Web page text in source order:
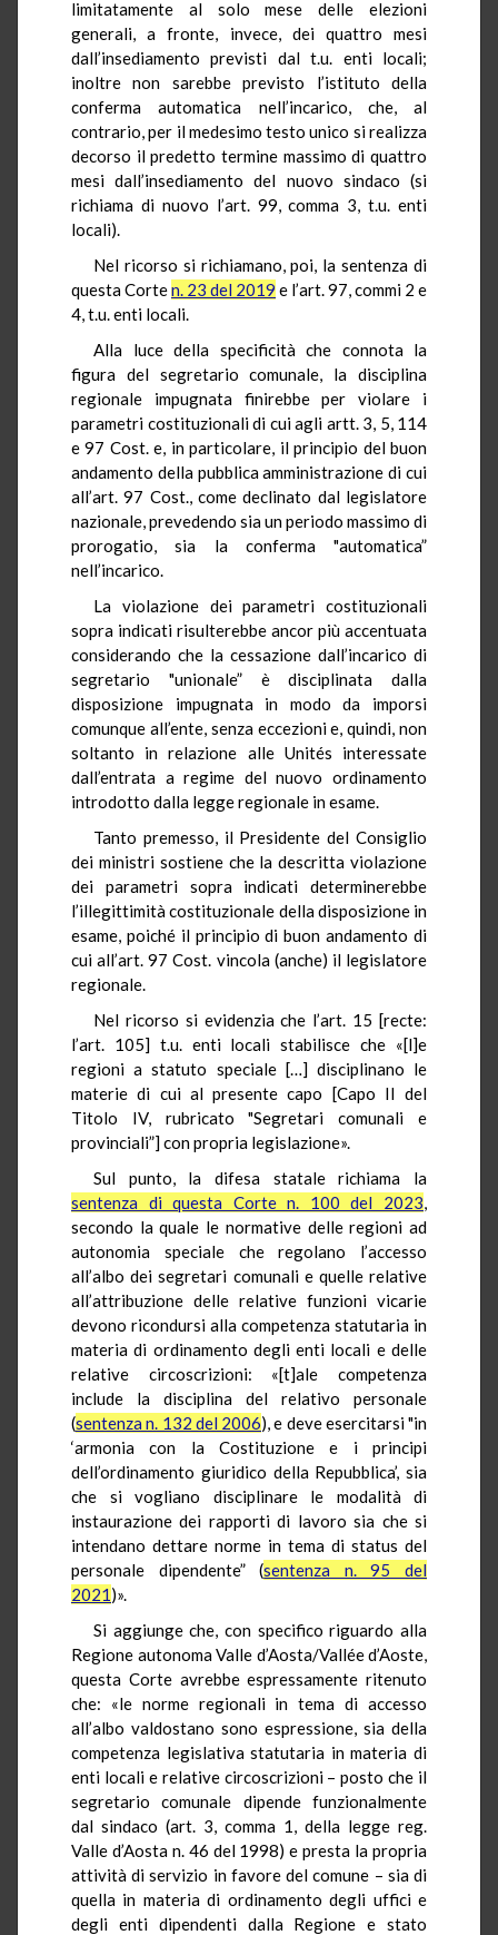
limitatamente al solo mese delle elezioni
generali, a fronte, invece, dei quattro mesi
dall’insediamento previsti dal t.u. enti locali;
inoltre non sarebbe previsto l’istituto della
conferma automatica nell’incarico, che, al
contrario, per il medesimo testo unico si realizza
decorso il predetto termine massimo di quattro
mesi dall’insediamento del nuovo sindaco (si
richiama di nuovo l’art. 99, comma 3, t.u. enti
locali).
Nel ricorso si richiamano, poi, la sentenza di
questa Corten. 23 del 2019 e l’art. 97, commi 2 e
4, t.u. enti locali.
Alla luce della specificità che connota la
figura del segretario comunale, la disciplina
regionale impugnata finirebbe per violare i
parametri costituzionali di cui agli artt. 3, 5, 114
e 97 Cost. e, in particolare, il principio del buon
andamento della pubblica amministrazione di cui
all’art. 97 Cost., come declinato dal legislatore
nazionale, prevedendo sia un periodo massimo di
prorogatio, sia la conferma "automatica”
nell’incarico.
La violazione dei parametri costituzionali
sopra indicati risulterebbe ancor più accentuata
considerando che la cessazione dall’incarico di
segretario "unionale” è disciplinata dalla
disposizione impugnata in modo da imporsi
comunque all’ente, senza eccezioni e, quindi, non
soltanto in relazione alle Unités interessate
dall’entrata a regime del nuovo ordinamento
introdotto dalla legge regionale in esame.
Tanto premesso, il Presidente del Consiglio
dei ministri sostiene che la descritta violazione
dei parametri sopra indicati determinerebbe
l’illegittimità costituzionale della disposizione in
esame, poiché il principio di buon andamento di
cui all’art. 97 Cost. vincola (anche) il legislatore
regionale.
Nel ricorso si evidenzia che l’art. 15 [recte:
l’art. 105] t.u. enti locali stabilisce che «[l]e
regioni a statuto speciale […] disciplinano le
materie di cui al presente capo [Capo II del
Titolo IV, rubricato "Segretari comunali e
provinciali”] con propria legislazione».
Sul punto, la difesa statale richiama la
sentenza di questa Corte n. 100 del 2023,
secondo la quale le normative delle regioni ad
autonomia speciale che regolano l’accesso
all’albo dei segretari comunali e quelle relative
all’attribuzione delle relative funzioni vicarie
devono ricondursi alla competenza statutaria in
materia di ordinamento degli enti locali e delle
relative circoscrizioni: «[t]ale competenza
include la disciplina del relativo personale
(sentenza n. 132 del 2006), e deve esercitarsi "in
‘armonia con la Costituzione e i principi
dell’ordinamento giuridico della Repubblica’, sia
che si vogliano disciplinare le modalità di
instaurazione dei rapporti di lavoro sia che si
intendano dettare norme in tema di status del
personale dipendente” (sentenza n. 95 del
2021)».
Si aggiunge che, con specifico riguardo alla
Regione autonoma Valle d’Aosta/Vallée d’Aoste,
questa Corte avrebbe espressamente ritenuto
che: «le norme regionali in tema di accesso
all’albo valdostano sono espressione, sia della
competenza legislativa statutaria in materia di
enti locali e relative circoscrizioni – posto che il
segretario comunale dipende funzionalmente
dal sindaco (art. 3, comma 1, della legge reg.
Valle d’Aosta n. 46 del 1998) e presta la propria
attività di servizio in favore del comune – sia di
quella in materia di ordinamento degli uffici e
degli enti dipendenti dalla Regione e stato